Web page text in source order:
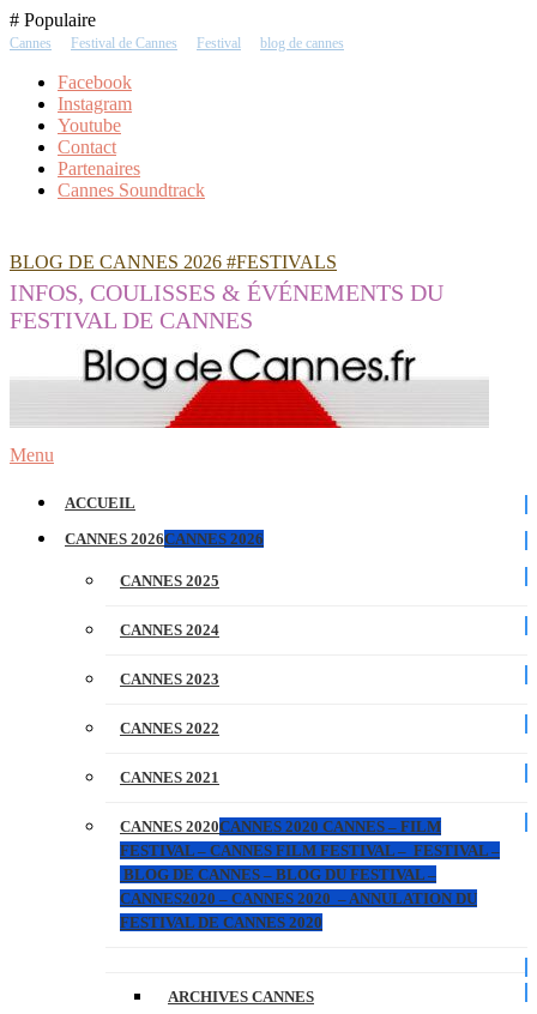
Skip
To
# Populaire
Cannes Festival de Cannes Festival blog de cannes
Facebook
Instagram
Youtube
Contact
Partenaires
Cannes Soundtrack
BLOG DE CANNES 2026 #FESTIVALS
INFOS, COULISSES & ÉVÉNEMENTS DU
FESTIVAL DE CANNES
Menu
ACCUEIL
CANNES 2026CANNES 2026
CANNES 2025
CANNES 2024
CANNES 2023
CANNES 2022
CANNES 2021
CANNES 2020CANNES 2020 CANNES – FILM
FESTIVAL – CANNES FILM FESTIVAL – FESTIVAL –
BLOG DE CANNES – BLOG DU FESTIVAL –
CANNES2020 – CANNES 2020 – ANNULATION DU
FESTIVAL DE CANNES 2020
ARCHIVES CANNES